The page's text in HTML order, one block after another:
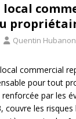
local
Quentin Hubanon
local commercial
pour tout
par les
couvre les risques